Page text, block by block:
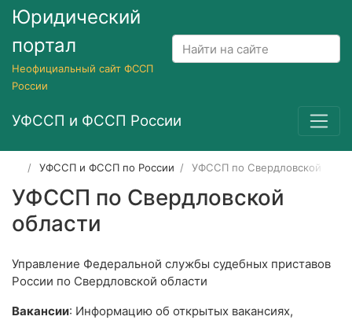
Юридический
портал
Неофициальный сайт ФССП
России
УФССП и ФССП России
УФССП и ФССП по России УФССП по Свердловской
УФССП по Свердловской
области
Управление Федеральной службы судебных приставов
России по Свердловской области
Вакансии: Информацию об открытых вакансиях,